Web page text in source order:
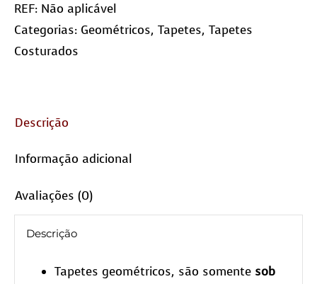
REF: Não aplicável
Categorias: Geométricos, Tapetes, Tapetes
Costurados
Descrição
Informação adicional
Avaliações (0)
Descrição
Tapetes geométricos, são somente sob